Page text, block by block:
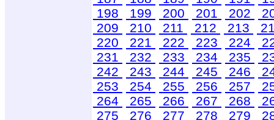
198
199 200 201 202
209
210 211 212 213
220
221 222 223 224
231
232 233 234 235
242
243 244 245 246
253
254 255 256 257
264
265 266 267 268
275
276 277 278 279